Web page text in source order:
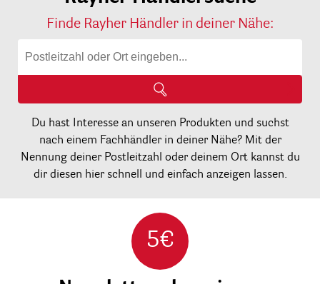
Finde Rayher Händler in deiner Nähe:
Du hast Interesse an unseren Produkten und suchst
nach einem Fachhändler in deiner Nähe? Mit der
Nennung deiner Postleitzahl oder deinem Ort kannst du
dir diesen hier schnell und einfach anzeigen lassen.
5€